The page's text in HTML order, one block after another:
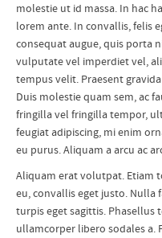
molestie ut id massa. In hac
lorem ante. In convallis, felis
consequat augue, quis porta
vulputate vel imperdiet vel,
tempus velit. Praesent
Duis molestie quam sem, ac
fringilla vel fringilla tempor,
feugiat adipiscing, mi enim
eu purus. Aliquam a arcu ac
Aliquam erat volutpat. Etiam
eu, convallis eget justo. Nulla
turpis eget sagittis. Phasellus
ullamcorper libero sodales a.